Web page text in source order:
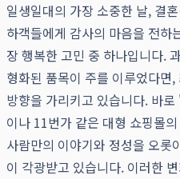
일생일대의 가장 소중한 날, 결
하객들에게 감사의 마음을 전하
장 행복한 고민 중 하나입니다.
형화된 품목이 주를 이루었다면
방향을 가리키고 있습니다. 바
이나 11번가 같은 대형 쇼핑몰
사람만의 이야기와 정성을 오롯
이 각광받고 있습니다. 이러한